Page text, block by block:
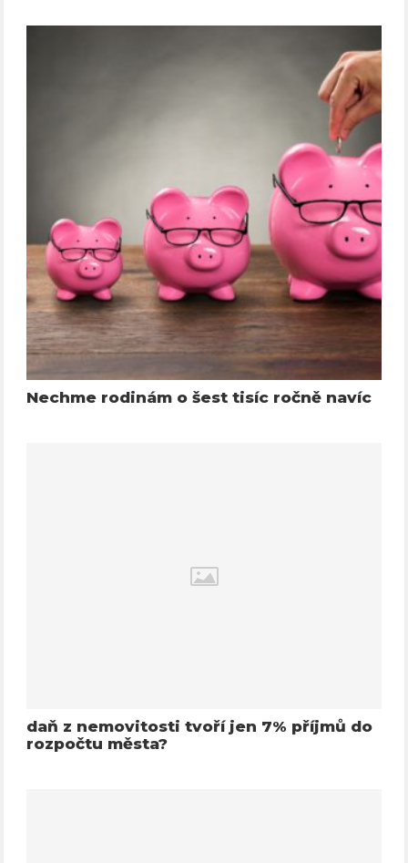
Nechme rodinám o šest tisíc ročně navíc
daň z nemovitosti tvoří jen 7% příjmů do
rozpočtu města?